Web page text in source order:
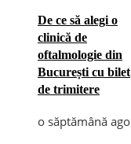
De ce să alegi o
clinică de
oftalmologie din
București cu bilet
de trimitere
o săptămână ago